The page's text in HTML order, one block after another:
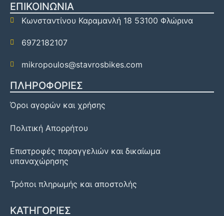
ΕΠΙΚΟΙΝΩΝΙΑ
Κωνσταντίνου Καραμανλή 18 53100 Φλώρινα
6972182107
mikropoulos@stavrosbikes.com
ΠΛΗΡΟΦΟΡΙΕΣ
Όροι αγορών και χρήσης
Πολιτική Απορρήτου
Επιστροφές παραγγελιών και δικαίωμα
υπαναχώρησης
Τρόποι πληρωμής και αποστολής
ΚΑΤΗΓΟΡΙΕΣ